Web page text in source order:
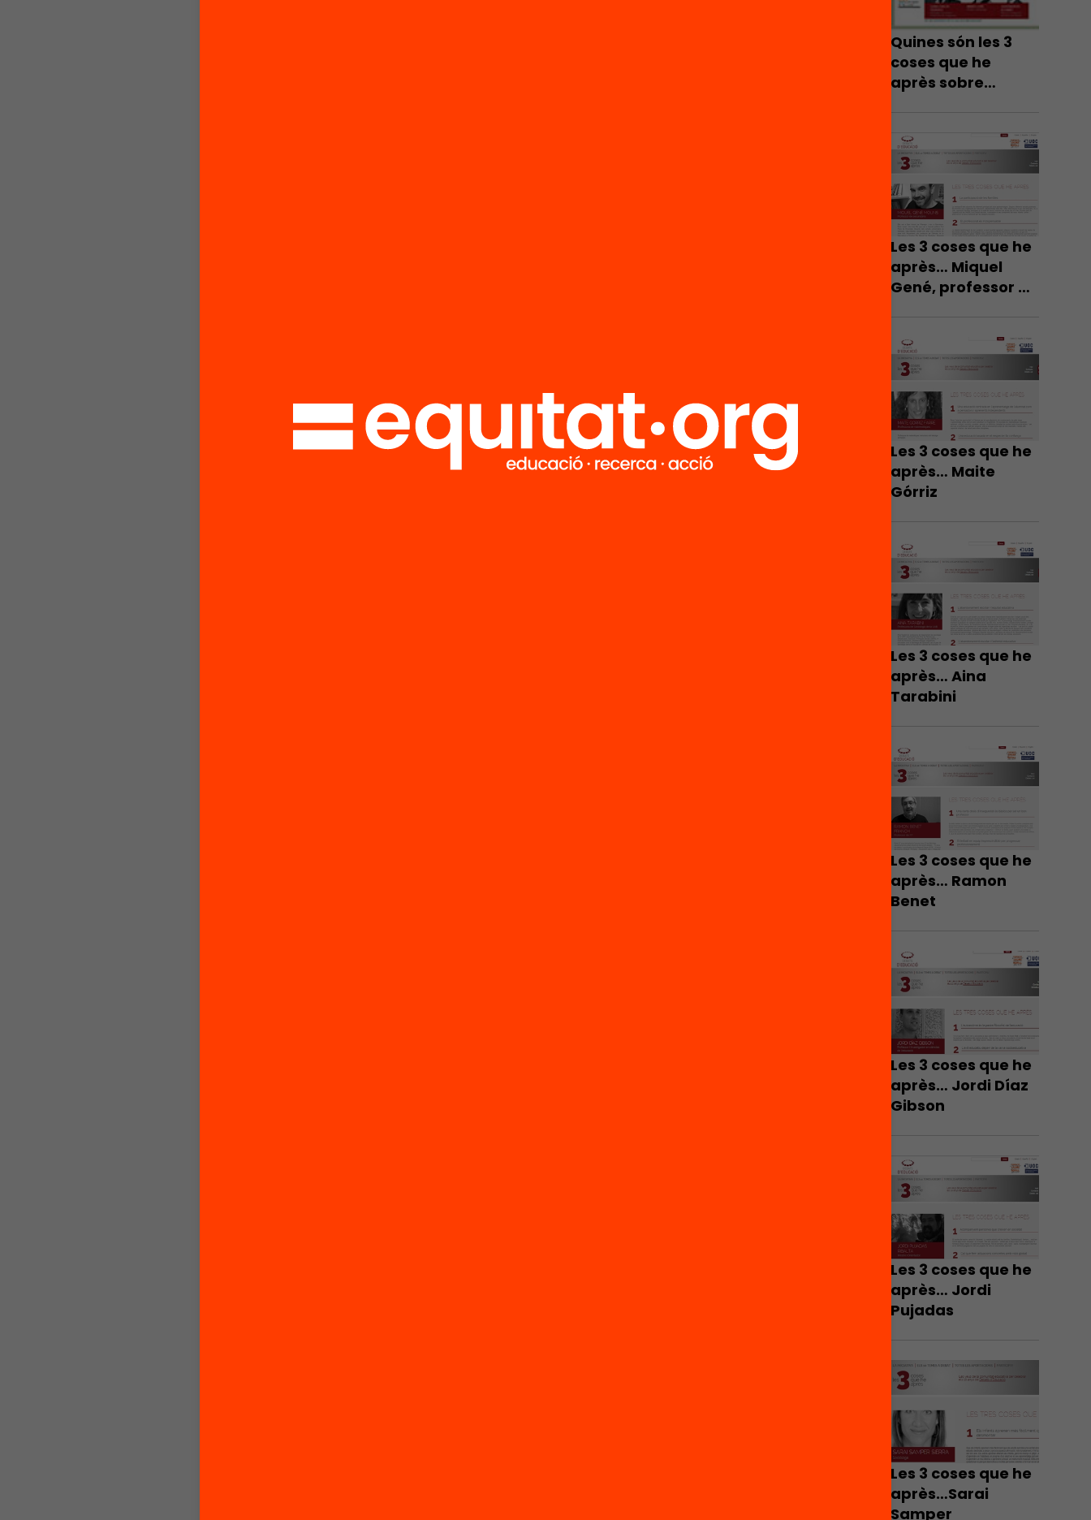
Quines són les 3
coses que he
après sobre
Les 3 coses que he
après… Miquel
Gené, professor de
Les 3 coses que he
après… Maite
Górriz
Les 3 coses que he
après… Aina
Tarabini
Les 3 coses que he
après… Ramon
Benet
Les 3 coses que he
après… Jordi Díaz
Gibson
Les 3 coses que he
après… Jordi
Pujadas
Les 3 coses que he
après…Sarai
Samper